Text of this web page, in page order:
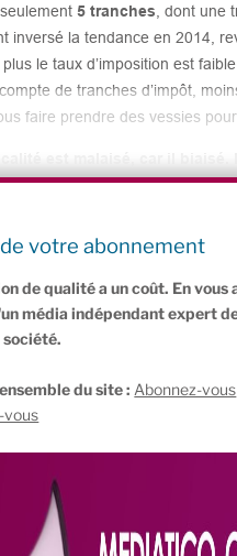
seulement5 tranches , dont une
inversé la tendance en 2014,
plus le taux d’imposition est
de tranches d’impôt,
faire prendre des vessies
keynésienne, de droite ou de
l’argent, c’est simple : il
votre abonnement
de qualité a un coût. En
média indépendant expert
du site : Abonnez-vous
vous